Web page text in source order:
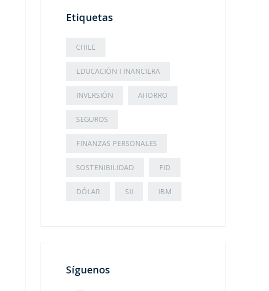
Etiquetas
CHILE
EDUCACIÓN FINANCIERA
INVERSIÓN AHORRO
SEGUROS
FINANZAS PERSONALES
SOSTENIBILIDAD FID
DÓLAR SII IBM
Síguenos